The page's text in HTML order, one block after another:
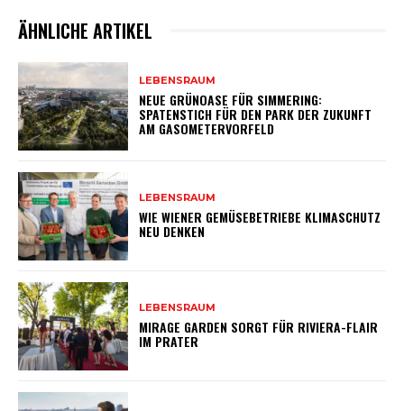
ÄHNLICHE ARTIKEL
LEBENSRAUM
NEUE GRÜNOASE FÜR SIMMERING:
SPATENSTICH FÜR DEN PARK DER ZUKUNFT
AM GASOMETERVORFELD
LEBENSRAUM
WIE WIENER GEMÜSEBETRIEBE KLIMASCHUTZ
NEU DENKEN
LEBENSRAUM
MIRAGE GARDEN SORGT FÜR RIVIERA-FLAIR
IM PRATER